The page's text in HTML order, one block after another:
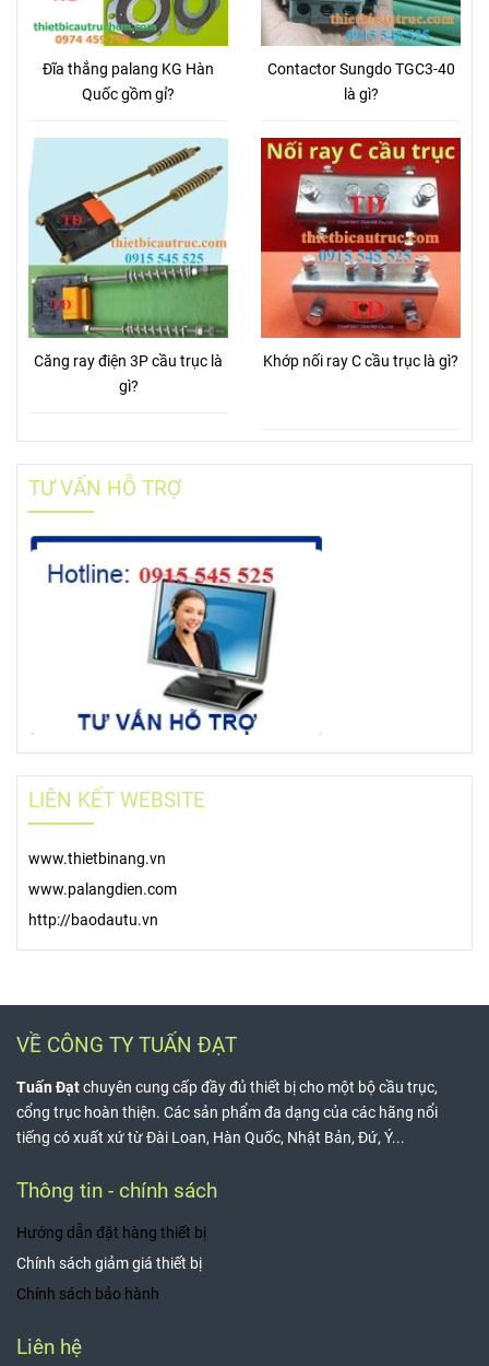
Đĩa thắng palang KG Hàn
Quốc gồm gỉ?
Contactor Sungdo TGC3-40
là gì?
Căng ray điện 3P cầu trục là
gì?
Khớp nối ray C cầu trục là gì?
TƯ VẤN HỖ TRỢ
LIÊN KẾT WEBSITE
www.thietbinang.vn
www.palangdien.com
http://baodautu.vn
VỀ CÔNG TY TUẤN ĐẠT
Tuấn Đạtchuyên cung cấp đầy đủ thiết bị cho một bộ cầu trục,
cổng trục hoàn thiện. Các sản phẩm đa dạng của các hãng nổi
tiếng có xuất xứ từ Đài Loan, Hàn Quốc, Nhật Bản, Đứ, Ý...
Thông tin - chính sách
Hướng dẫn đặt hàng thiết bị
Chính sách giảm giá thiết bị
Chính sách bảo hành
Liên hệ